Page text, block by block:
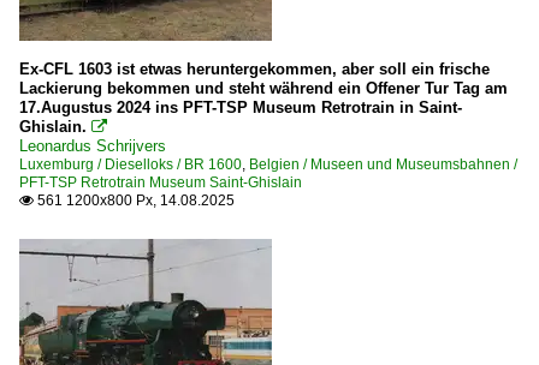
Ex-CFL 1603 ist etwas heruntergekommen, aber soll ein frische
Lackierung bekommen und steht während ein Offener Tur Tag am
17.Augustus 2024 ins PFT-TSP Museum Retrotrain in Saint-
Ghislain. 
Leonardus Schrijvers
Luxemburg / Dieselloks / BR 1600, Belgien / Museen und Museumsbahnen /
PFT-TSP Retrotrain Museum Saint-Ghislain
 561 1200x800 Px, 14.08.2025